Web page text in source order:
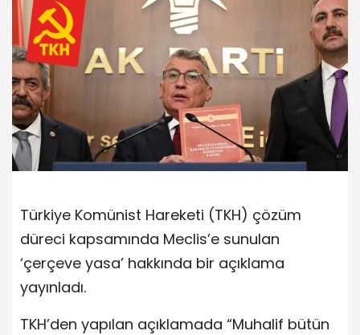
Türkiye Komünist Hareketi (TKH) çözüm
düreci kapsamında Meclis’e sunulan
‘çerçeve yasa’ hakkında bir açıklama
yayınladı.
TKH’den yapılan açıklamada “Muhalif bütün